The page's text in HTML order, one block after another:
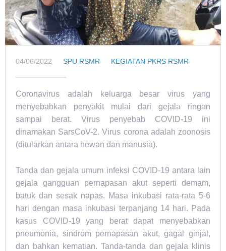
04/06/2022 SPU RSMR KEGIATAN PKRS RSMR
Coronavirus adalah keluarga besar virus yang
menyebabkan penyakit mulai dari gejala ringan
sampai berat. Virus penyebab COVID-19 ini
dinamakan SarsCoV-2. Virus corona adalah zoonosis
(ditularkan antara hewan dan manusia).
Tanda dan gejala umum infeksi COVID-19 antara lain
gejala gangguan pernapasan akut seperti demam,
batuk dan sesak napas. Masa inkubasi rata-rata 5-6
hari dengan masa inkubasi terpanjang 14 hari. Pada
kasus COVID-19 yang berat dapat menyebabkan
pneumonia, sindrom pernapasan akut, gagal ginjal,
dan bahkan kematian. Tanda-tanda dan gejala klinis